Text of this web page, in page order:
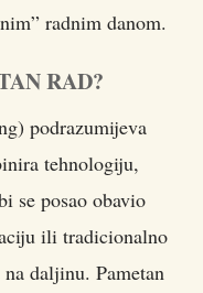
radnim danom.
RAD?
podrazumijeva
tehnologiju,
se posao obavio
ili tradicionalno
daljinu. Pametan